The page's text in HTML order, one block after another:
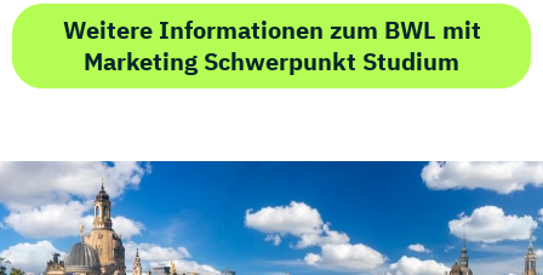
Weitere Informationen zum BWL mit
Marketing Schwerpunkt Studium